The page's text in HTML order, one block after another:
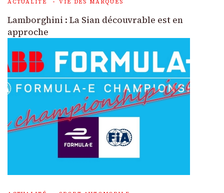
ACTUALITÉ VIE DES MARQUES
Lamborghini : La Sian découvrable est en
approche